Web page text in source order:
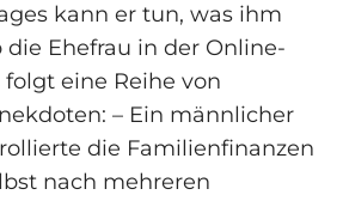
kann er tun, was ihm
die Ehefrau in der Online-
eine Reihe von
– Ein männlicher
die Familienfinanzen
nach mehreren